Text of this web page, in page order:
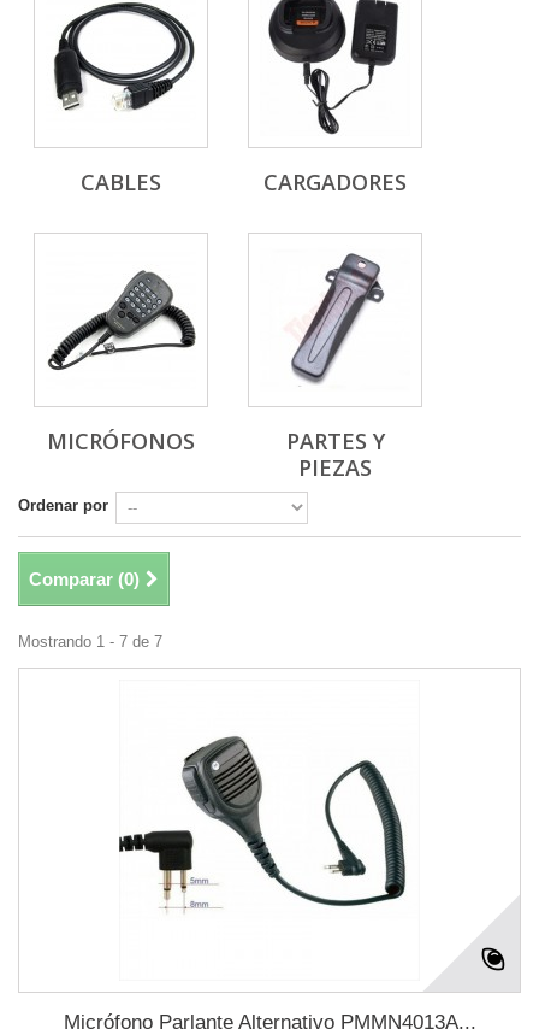
CABLES CARGADORES
MICRÓFONOS
PARTES Y
PIEZAS
Ordenar por
Comparar (0)
Mostrando 1 - 7 de 7
Micrófono Parlante Alternativo PMMN4013A...